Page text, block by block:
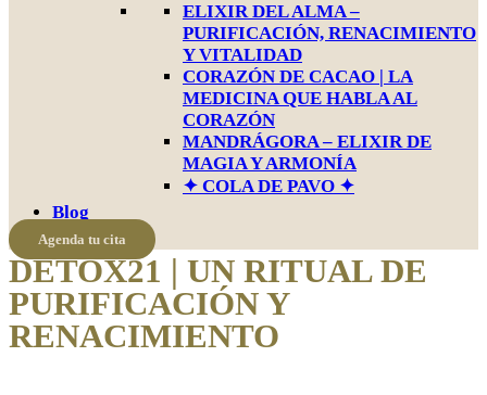
ELIXIR DEL ALMA –
PURIFICACIÓN, RENACIMIENTO
Y VITALIDAD
CORAZÓN DE CACAO | LA
MEDICINA QUE HABLA AL
CORAZÓN
MANDRÁGORA – ELIXIR DE
MAGIA Y ARMONÍA
✦ COLA DE PAVO ✦
Blog
Agenda tu cita
DETOX21 | UN RITUAL DE
PURIFICACIÓN Y
RENACIMIENTO